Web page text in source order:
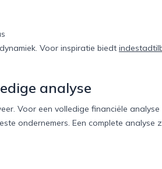
Voor inspiratie biedt
analyse
Voor een volledige financiële
ondernemers. Een complete analyse